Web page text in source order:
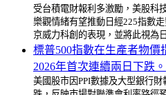
受台積電財報利多激勵，美股科
樂觀情緒有望推動日經225指數
京威力科創的表現，並將此視為
標普500指數在生產者物價
2026年首次連續兩日下跌。
美國股市因PPI數據及大型銀行